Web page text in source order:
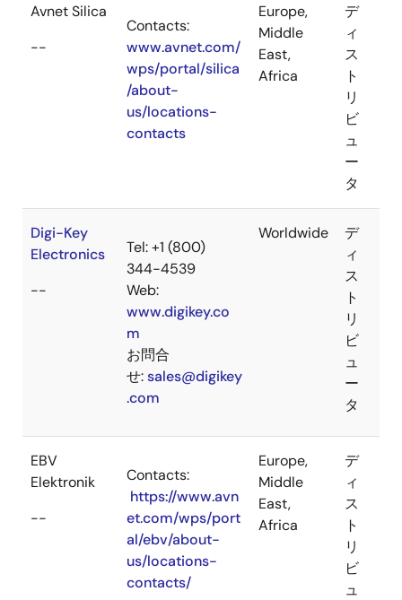
Avnet Silica
--
Contacts:
www.avnet.com/
wps/portal/silica
/about-
us/locations-
contacts
Europe,
Middle
East,
Africa
デ
ィ
ス
ト
リ
ビ
ュ
ー
タ
Digi-Key
Electronics
--
Tel: +1 (800)
344-4539
Web:
www.digikey.co
m
お問合
せ:sales@digikey
.com
Worldwide
デ
ィ
ス
ト
リ
ビ
ュ
ー
タ
EBV
Elektronik
--
Contacts:
https://www.avn
et.com/wps/port
al/ebv/about-
us/locations-
contacts/
Europe,
Middle
East,
Africa
デ
ィ
ス
ト
リ
ビ
ュ